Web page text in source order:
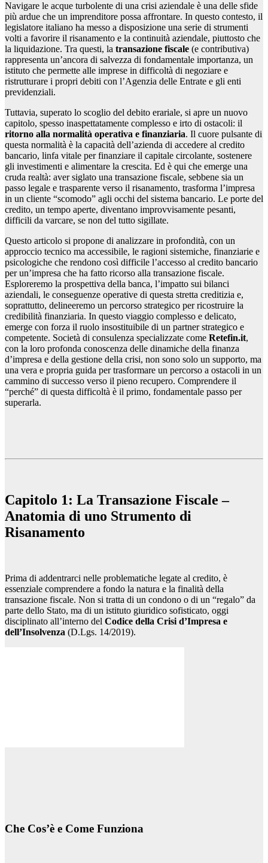
Navigare le acque turbolente di una crisi aziendale è una delle sfide
più ardue che un imprenditore possa affrontare. In questo contesto, il
legislatore italiano ha messo a disposizione una serie di strumenti
volti a favorire il risanamento e la continuità aziendale, piuttosto che
la liquidazione. Tra questi, la transazione fiscale (e contributiva)
rappresenta un’ancora di salvezza di fondamentale importanza, un
istituto che permette alle imprese in difficoltà di negoziare e
ristrutturare i propri debiti con l’Agenzia delle Entrate e gli enti
previdenziali.
Tuttavia, superato lo scoglio del debito erariale, si apre un nuovo
capitolo, spesso inaspettatamente complesso e irto di ostacoli: il
ritorno alla normalità operativa e finanziaria. Il cuore pulsante di
questa normalità è la capacità dell’azienda di accedere al credito
bancario, linfa vitale per finanziare il capitale circolante, sostenere
gli investimenti e alimentare la crescita. Ed è qui che emerge una
cruda realtà: aver siglato una transazione fiscale, sebbene sia un
passo legale e trasparente verso il risanamento, trasforma l’impresa
in un cliente “scomodo” agli occhi del sistema bancario. Le porte del
credito, un tempo aperte, diventano improvvisamente pesanti,
difficili da varcare, se non del tutto sigillate.
Questo articolo si propone di analizzare in profondità, con un
approccio tecnico ma accessibile, le ragioni sistemiche, finanziarie e
psicologiche che rendono così difficile l’accesso al credito bancario
per un’impresa che ha fatto ricorso alla transazione fiscale.
Esploreremo la prospettiva della banca, l’impatto sui bilanci
aziendali, le conseguenze operative di questa stretta creditizia e,
soprattutto, delineeremo un percorso strategico per ricostruire la
credibilità finanziaria. In questo viaggio complesso e delicato,
emerge con forza il ruolo insostituibile di un partner strategico e
competente. Società di consulenza specializzate come Retefin.it,
con la loro profonda conoscenza delle dinamiche della finanza
d’impresa e della gestione della crisi, non sono solo un supporto, ma
una vera e propria guida per trasformare un percorso a ostacoli in un
cammino di successo verso il pieno recupero. Comprendere il
“perché” di questa difficoltà è il primo, fondamentale passo per
superarla.
Capitolo 1: La Transazione Fiscale –
Anatomia di uno Strumento di
Risanamento
Prima di addentrarci nelle problematiche legate al credito, è
essenziale comprendere a fondo la natura e la finalità della
transazione fiscale. Non si tratta di un condono o di un “regalo” da
parte dello Stato, ma di un istituto giuridico sofisticato, oggi
disciplinato all’interno del Codice della Crisi d’Impresa e
dell’Insolvenza (D.Lgs. 14/2019).
Che Cos’è e Come Funziona